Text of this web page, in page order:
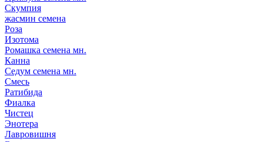
Скумпия
жасмин семена
Роза
Изотома
Ромашка семена мн.
Канна
Седум семена мн.
Смесь
Ратибида
Фиалка
Чистец
Энотера
Лавровишня